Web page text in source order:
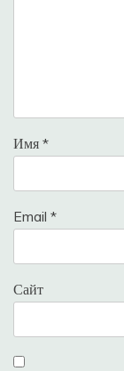
Имя *
Email *
Сайт